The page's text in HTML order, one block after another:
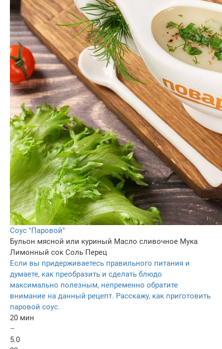
Соус "Паровой"
Бульон мясной или куриный Масло сливочнoe Мука
Лимонный сок Соль Перец
Если вы придерживаетесь правильного питания и
думаете, как преобразить и сделать блюдо
максимально полезным, непременно обратите
внимание на данный рецепт. Расскажу, как приготовить
паровой соус.
20 мин
–
5.0